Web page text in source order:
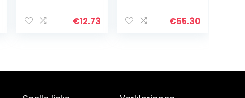
€12.73
Micrometer€55.30